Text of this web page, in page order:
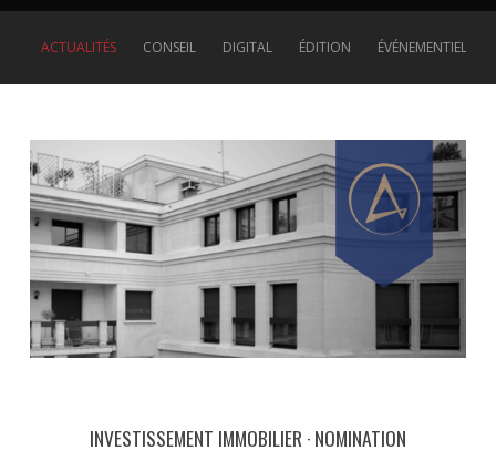
ACTUALITÉS CONSEIL DIGITAL ÉDITION ÉVÉNEMENTIEL
INVESTISSEMENT IMMOBILIER · NOMINATION